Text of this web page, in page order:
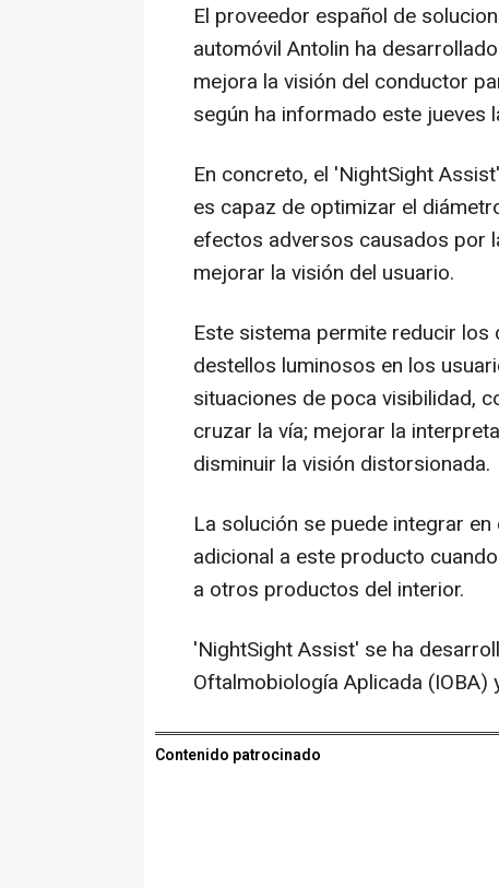
El proveedor español de
automóvil Antolin ha
mejora la visión del conductor
según ha informado este jueves
En concreto, el 'NightSight
es capaz de optimizar el
efectos adversos causados por
mejorar la visión del usuario.
Este sistema permite reducir
destellos luminosos en los
situaciones de poca visibilidad,
cruzar la vía; mejorar la
disminuir la visión distorsionada.
La solución se puede integrar
adicional a este producto
a otros productos del interior.
'NightSight Assist' se ha
Oftalmobiología Aplicada (IOBA)
Contenido patrocinado